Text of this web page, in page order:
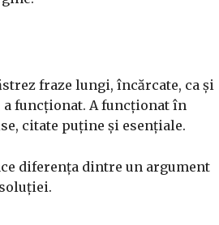
fraze lungi, încărcate, ca și
funcționat. A funcționat în
citate puține și esențiale.
diferența dintre un argument